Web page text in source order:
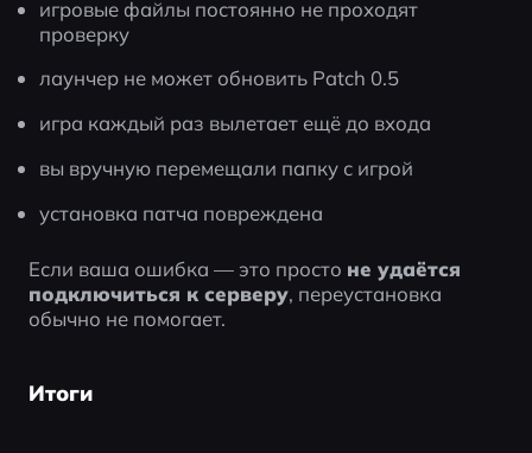
игровые файлы постоянно не проходят
проверку
лаунчер не может обновить Patch 0.5
игра каждый раз вылетает ещё до входа
вы вручную перемещали папку с игрой
установка патча повреждена
Если ваша ошибка — это просто не удаётся
подключиться к серверу, переустановка
обычно не помогает.
Итоги